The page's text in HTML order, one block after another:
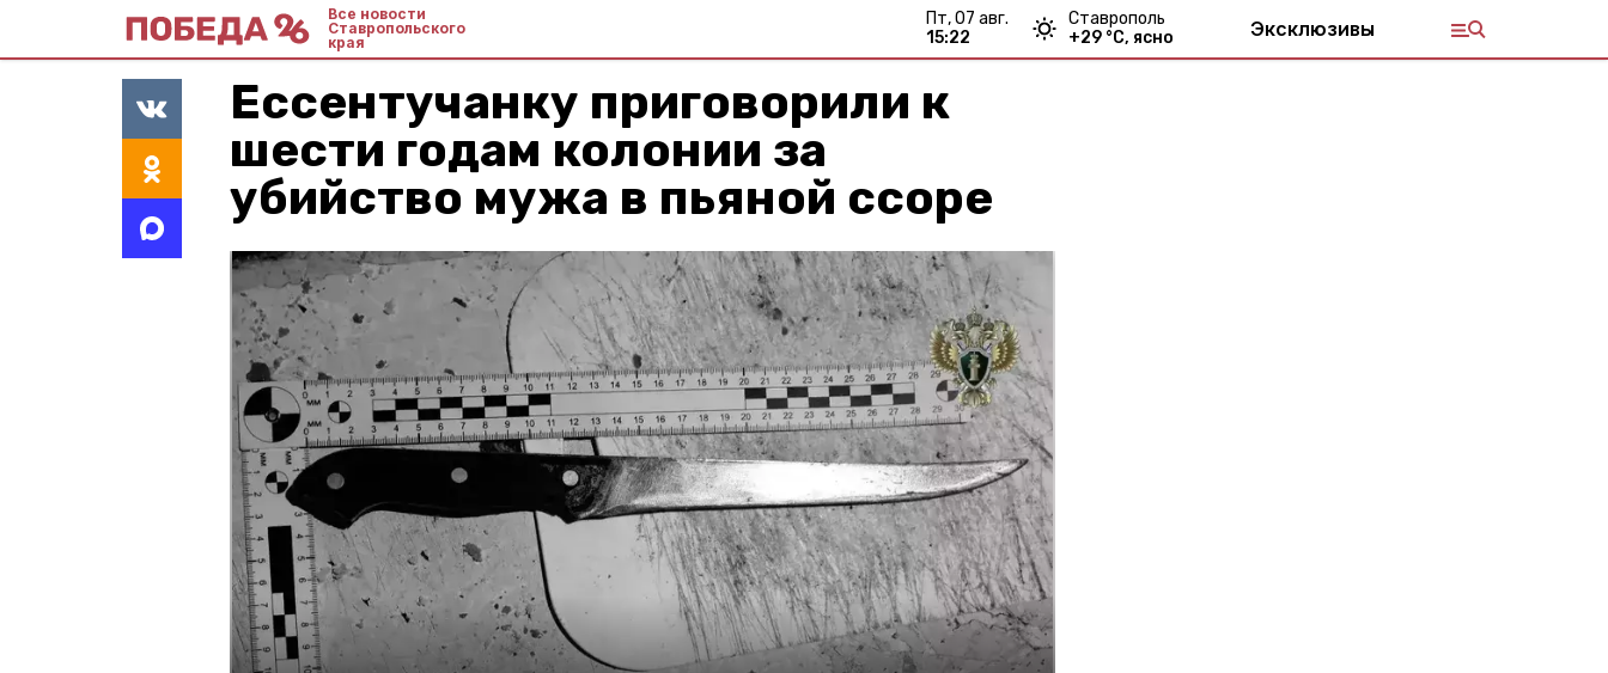
Все новости
Ставропольского
края
пт, 07 авг.
15:22
Ставрополь
+29 °С, ясно Эксклюзивы
Ессентучанку приговорили к
шести годам колонии за
убийство мужа в пьяной ссоре